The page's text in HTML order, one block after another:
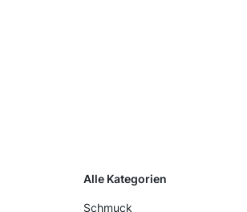
Alle Kategorien
Schmuck